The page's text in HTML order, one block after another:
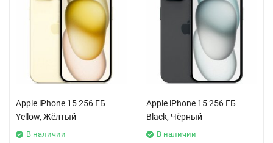
Apple iPhone 15 256 ГБ
Yellow, Жёлтый
В наличии
Apple iPhone 15 256 ГБ
Black, Чёрный
В наличии